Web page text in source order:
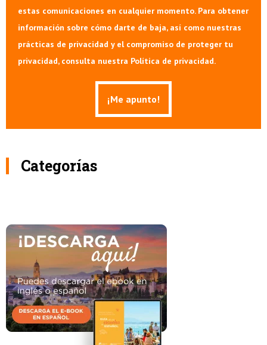
estas comunicaciones en cualquier momento. Para obtener
información sobre cómo darte de baja, así como nuestras
prácticas de privacidad y el compromiso de proteger tu
privacidad, consulta nuestra Política de privacidad.
Categorías